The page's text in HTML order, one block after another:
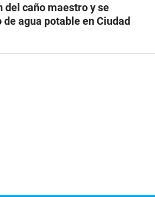
del caño maestro y se
agua potable en Ciudad